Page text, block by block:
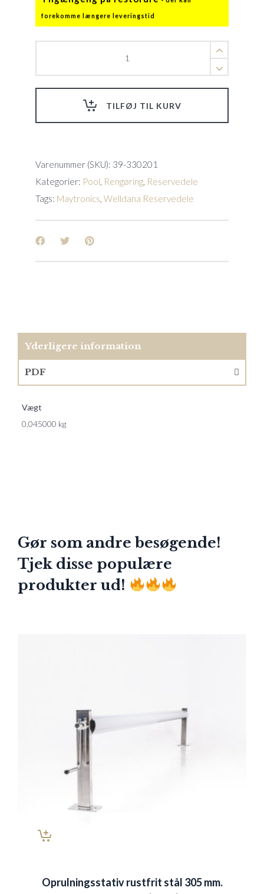
TILFØJ TIL KURV
Varenummer (SKU): 39-330201
Kategorier: Pool Rengøring Reservedele
Tags: Maytronics Welldana Reservedele
Yderligere information
PDF
Vægt
0,045000 kg
Gør som andre besøgende!
Tjek disse populære
produkter ud!
Oprulningsstativ rustfrit stål 305 mm.